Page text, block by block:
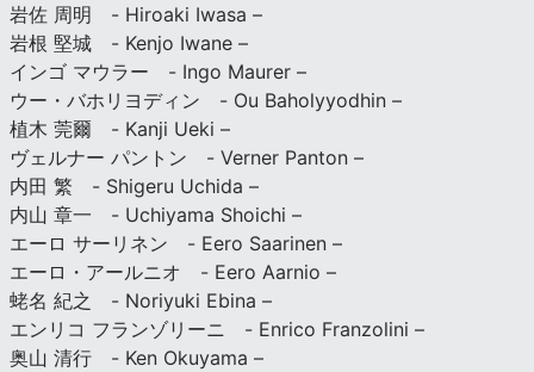
岩佐 周明 - Hiroaki Iwasa –
岩根 堅城 - Kenjo Iwane –
インゴ マウラー - Ingo Maurer –
ウー・バホリヨディン - Ou Baholyyodhin –
植木 莞爾 - Kanji Ueki –
ヴェルナー パントン - Verner Panton –
内田 繁 - Shigeru Uchida –
内山 章一 - Uchiyama Shoichi –
エーロ サーリネン - Eero Saarinen –
エーロ・アールニオ - Eero Aarnio –
蛯名 紀之 - Noriyuki Ebina –
エンリコ フランゾリーニ - Enrico Franzolini –
奥山 清行 - Ken Okuyama –